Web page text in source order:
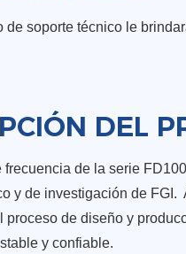
de soporte técnico le
DEL
frecuencia de la serie
y de investigación de FGI.
proceso de diseño y
y confiable.